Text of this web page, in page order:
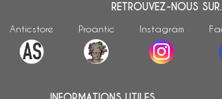
RETROUVEZ-NOUS
Anticstore Proantic Instagram